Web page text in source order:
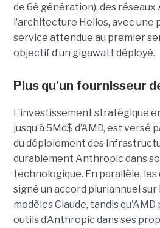
de 6è génération), des réseaux
l’architecture Helios, avec une
service attendue au premier
objectif d’un gigawatt déployé.
Plus qu’un fournisseur
L’investissement stratégique
jusqu’à 5Md$ d’AMD, est
du déploiement des
durablement Anthropic dans
technologique. En parallèle,
signé un accord pluriannuel sur
modèles Claude, tandis
outils d’Anthropic dans ses